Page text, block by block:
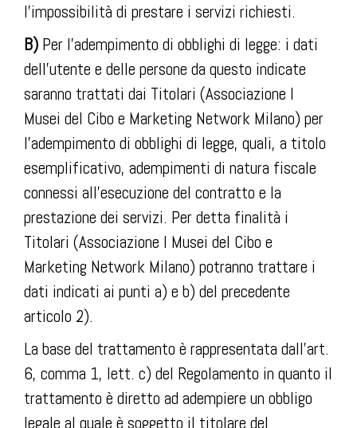
l’impossibilità di prestare i servizi richiesti.
B) Per l’adempimento di obblighi di legge: i dati
dell’utente e delle persone da questo indicate
saranno trattati dai Titolari (Associazione I
Musei del Cibo e Marketing Network Milano) per
l’adempimento di obblighi di legge, quali, a titolo
esemplificativo, adempimenti di natura fiscale
connessi all’esecuzione del contratto e la
prestazione dei servizi. Per detta finalità i
Titolari (Associazione I Musei del Cibo e
Marketing Network Milano) potranno trattare i
dati indicati ai punti a) e b) del precedente
articolo 2).
La base del trattamento è rappresentata dall’art.
6, comma 1, lett. c) del Regolamento in quanto il
trattamento è diretto ad adempiere un obbligo
legale al quale è soggetto il titolare del